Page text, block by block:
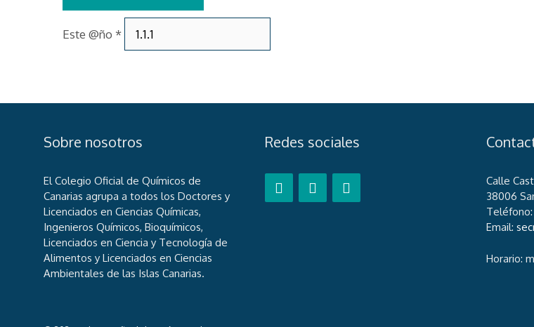
Este @ño *
Sobre nosotros
El Colegio Oficial de Químicos de
Canarias agrupa a todos los Doctores y
Licenciados en Ciencias Químicas,
Ingenieros Químicos, Bioquímicos,
Licenciados en Ciencia y Tecnología de
Alimentos y Licenciados en Ciencias
Ambientales de las Islas Canarias.
Redes sociales
Calle
38006
Teléfono:
Email:
Horario: